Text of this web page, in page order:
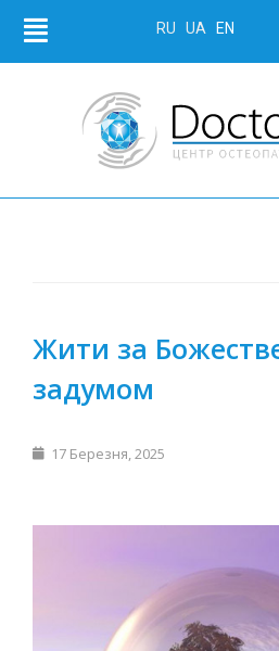
RU UA EN
Жити за
задумом
17 Березня, 2025